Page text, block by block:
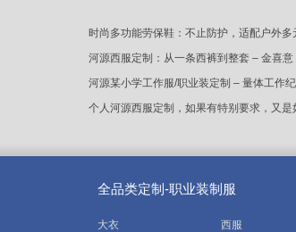
时尚多功能劳保鞋：不止防护，适配户外多
河源西服定制：从一条西裤到整套 – 金喜
河源某小学工作服/职业装定制 – 量体工作
个人河源西服定制，如果有特别要求，又是
全品类定制-职业装制服
大衣
西服